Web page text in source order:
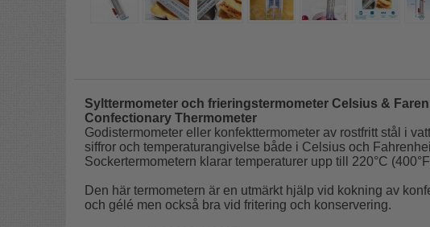
Sylttermometer och frieringstermometer Celsius &
Confectionary Thermometer
Godistermometer eller konfekttermometer av rostfritt stål i
siffror och temperaturangivelse både i Celsius och
Sockertermometern klarar temperaturer upp till 220°C
Den här termometern är en utmärkt hjälp vid kokning av
och gélé men också bra vid fritering och konservering.